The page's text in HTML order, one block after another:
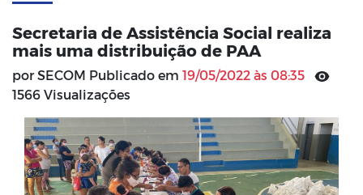
Secretaria de Assistência Social realiza
mais uma distribuição de PAA
por SECOM Publicado em 19/05/2022 às 08:35
1566 Visualizações